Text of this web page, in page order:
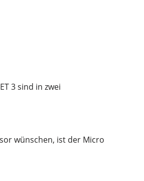
3 sind in zwei
wünschen, ist der Micro